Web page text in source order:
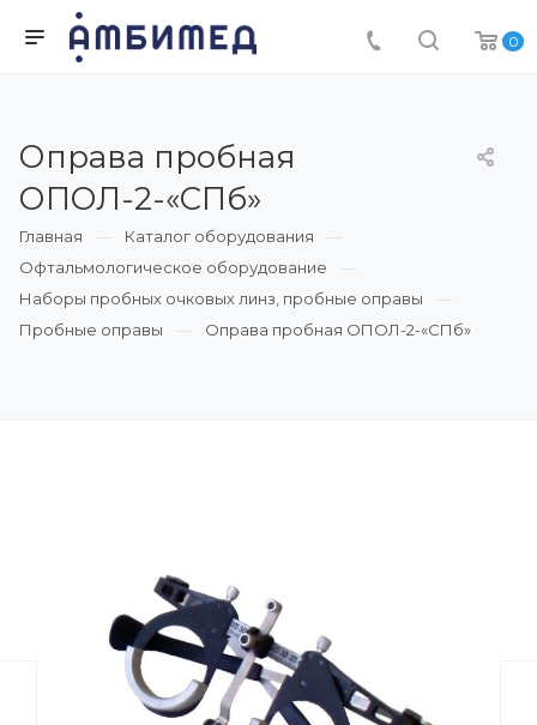
0
Оправа пробная
ОПОЛ-2-«СПб»
Главная
Каталог оборудования
Офтальмологическое оборудование
Наборы пробных очковых линз, пробные оправы
Пробные оправы
Оправа пробная ОПОЛ-2-«СПб»